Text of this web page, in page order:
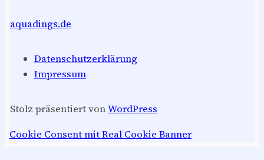
aquadings.de
Datenschutzerklärung
Impressum
Stolz präsentiert vonWordPress
Cookie Consent mit Real Cookie Banner